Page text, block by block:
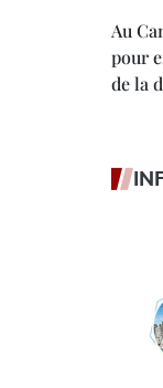
Au
pour
de la